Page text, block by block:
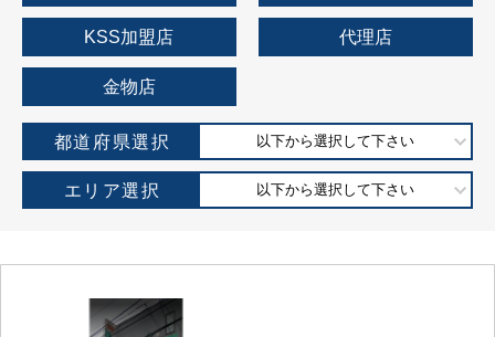
KSS加盟店 代理店
金物店
都道府県選択 以下から選択して下さい
エリア選択 以下から選択して下さい